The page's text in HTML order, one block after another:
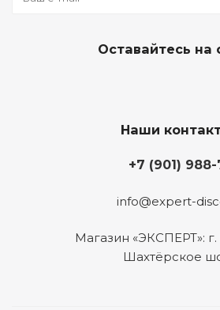
Оставайтесь на
Наши
+7 (901) 988-
info@expert-
Магазин «ЭКСПЕРТ»:
Шахтёрское